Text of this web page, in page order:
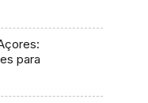
para